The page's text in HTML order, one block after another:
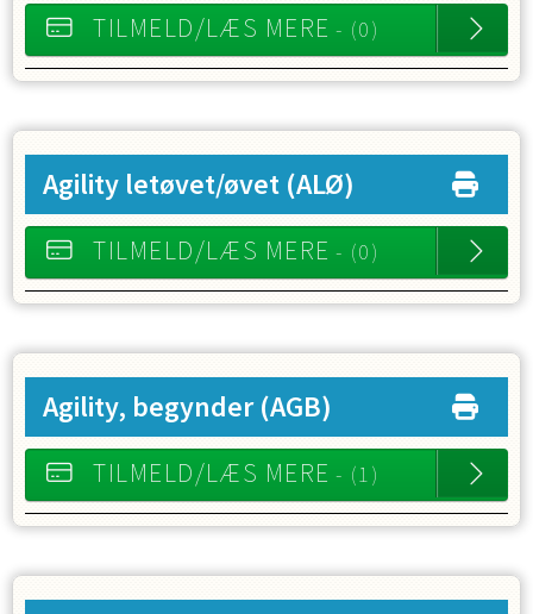
TILMELD/LÆS MERE - (0)
Agility letøvet/øvet (ALØ)
TILMELD/LÆS MERE - (0)
Agility, begynder (AGB)
TILMELD/LÆS MERE - (1)